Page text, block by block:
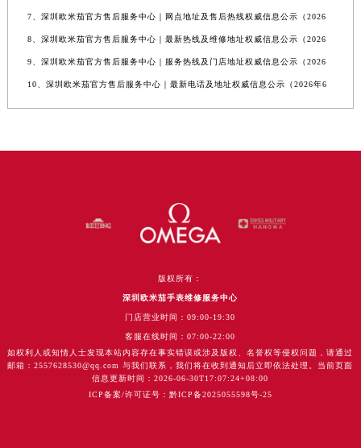
7、深圳欧米茄官方售后服务中心｜网点地址及售后热线权威信息公示（2026
8、深圳欧米茄官方售后服务中心｜最新热线及维修地址权威信息公示（2026
9、深圳欧米茄官方售后服务中心｜服务热线及门店地址权威信息公示（2026
10、深圳欧米茄官方售后服务中心｜最新电话及地址权威信息公示（2026年6
版权所有：
深圳欧米茄手表维修服务中心
门店营业时间：09:00-19:30
客服在线时间：07:00-22:00
如权利人或知情人士发现本站内容存在事实错误或涉及版权、名誉权等侵权问题，请通过
邮箱：2557628530@qq.com 与我们联系，我们将在收到通知后立即依法处理。当前页面
信息更新时间：2026-06-30T17:07:24+08:00
ICP备案/许可证号：黔ICP备2025055598号-25